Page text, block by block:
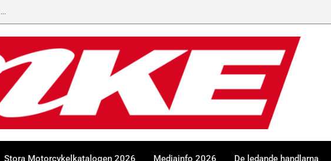
Stora Motorcykelkatalogen 2026 Mediainfo 2026 De ledande handlarna